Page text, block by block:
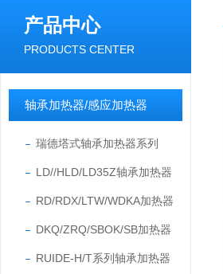
产品中心
PRODUCTS CENTER
轴承加热器/感应加热器
瑞德塔式轴承加热器系列
LD//HLD/LD35Z轴承加热器
RD/RDX/LTW/WDKA加热器
DKQ/ZRQ/SBOK/SB加热器
RUIDE-H/T系列轴承加热器